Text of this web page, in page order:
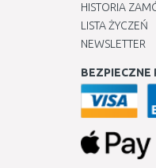
HISTORIA
LISTA ŻYCZEŃ
NEWSLETTER
BEZPIECZNE